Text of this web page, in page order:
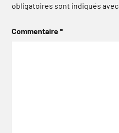
obligatoires sont indiqués avec
Commentaire*